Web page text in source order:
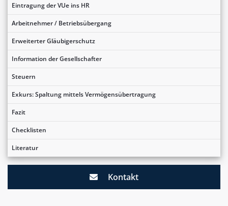
Eintragung der VUe ins HR
Arbeitnehmer / Betriebsübergang
Erweiterter Gläubigerschutz
Information der Gesellschafter
Steuern
Exkurs: Spaltung mittels Vermögensübertragung
Fazit
Checklisten
Literatur
Kontakt